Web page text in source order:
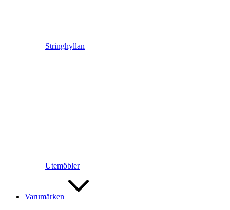
Stringhyllan
Utemöbler
Varumärken